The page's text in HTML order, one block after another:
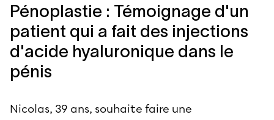
Pénoplastie : Témoignage d'un
patient qui a fait des injections
d'acide hyaluronique dans le
pénis
Nicolas, 39 ans, souhaite faire une